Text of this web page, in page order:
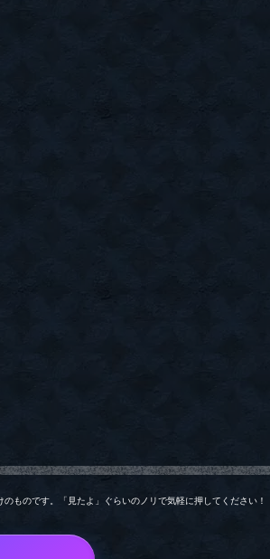
ものです。「見たよ」ぐらいのノリで気軽に押してください！